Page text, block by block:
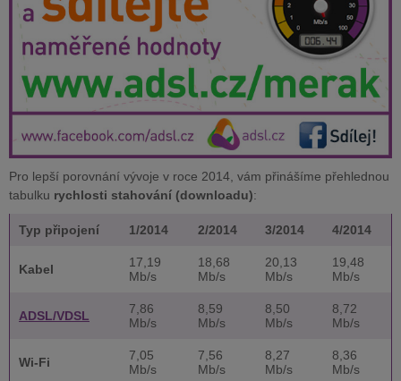
Pro lepší porovnání vývoje v roce 2014, vám přinášíme přehlednou
tabulku rychlosti stahování (downloadu):
Typ připojení 1/2014 2/2014 3/2014 4/2014
Kabel
17,19
Mb/s
18,68
Mb/s
20,13
Mb/s
19,48
Mb/s
ADSL/VDSL
7,86
Mb/s
8,59
Mb/s
8,50
Mb/s
8,72
Mb/s
Wi-Fi
7,05
Mb/s
7,56
Mb/s
8,27
Mb/s
8,36
Mb/s